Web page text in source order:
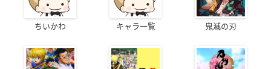
ちいかわ キャラ一覧 鬼滅の刃